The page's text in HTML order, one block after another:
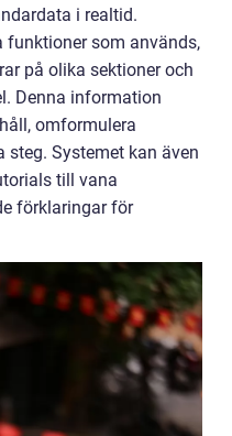
i realtid.
funktioner som används,
på olika sektioner och
Denna information
omformulera
Systemet kan även
till vana
förklaringar för